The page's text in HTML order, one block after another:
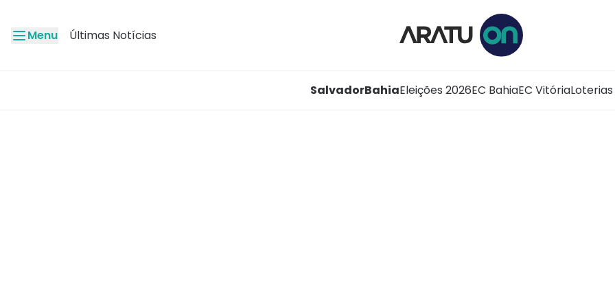
Menu Últimas Notícias
SalvadorBahiaEleições 2026EC BahiaEC VitóriaLoterias